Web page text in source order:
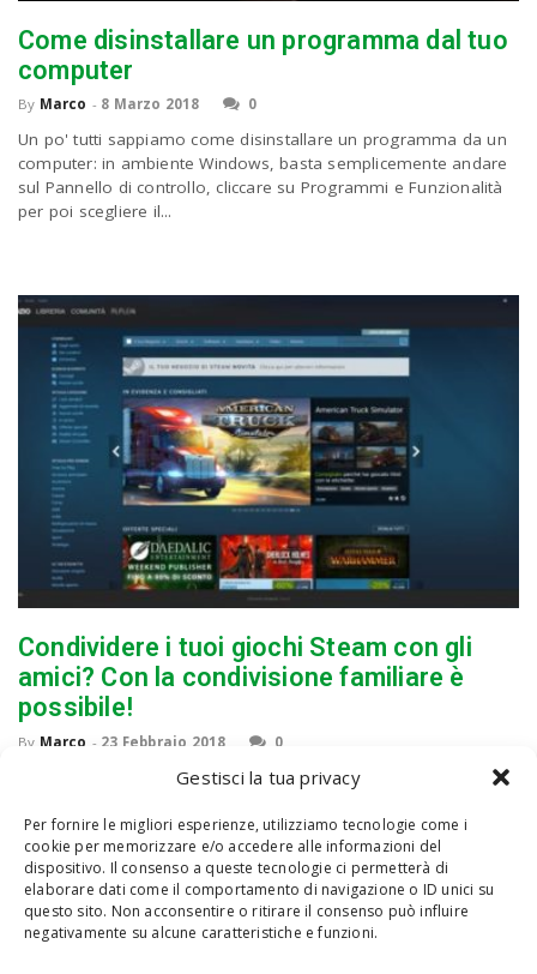
Gestisci la tua privacy
Per fornire le migliori esperienze, utilizziamo tecnologie come i
cookie per memorizzare e/o accedere alle informazioni del
dispositivo. Il consenso a queste tecnologie ci permetterà di
elaborare dati come il comportamento di navigazione o ID unici su
questo sito. Non acconsentire o ritirare il consenso può influire
negativamente su alcune caratteristiche e funzioni.
Come disinstallare un programma dal tuo
computer
By Marco - 8 Marzo 2018 0
Un po' tutti sappiamo come disinstallare un programma da un
computer: in ambiente Windows, basta semplicemente andare
sul Pannello di controllo, cliccare su Programmi e Funzionalità
per poi scegliere il...
Condividere i tuoi giochi Steam con gli
amici? Con la condivisione familiare è
possibile!
By Marco - 23 Febbraio 2018 0
Steam è l'ormai arcinota piattaforma dedicata ai videogames
di un account, con una libreria più o meno fornita, al quale può
collegarsi...